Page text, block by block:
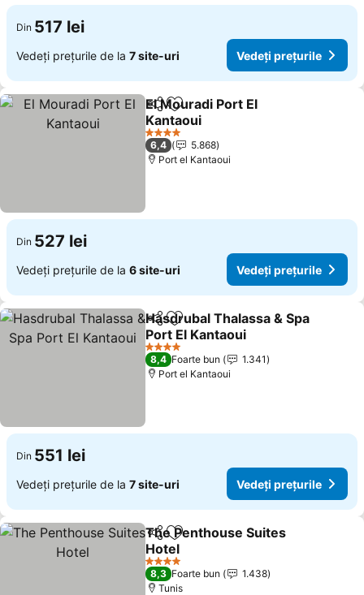
Din 517 lei
Vedeți prețurile de la 7 site-uri Vedeți prețurile
DistribuițiAdăugaţi la favorite
El Mouradi Port El
Kantaoui
Vedeți prețurile
4 Stele
6,4
5.868
Port el Kantaoui
Din 527 lei
Vedeți prețurile de la 6 site-uri Vedeți prețurile
DistribuițiAdăugaţi la favorite
Hasdrubal Thalassa & Spa
Port El Kantaoui
Vedeți prețurile
4 Stele
8,4 Foarte bun
1.341
Port el Kantaoui
Din 551 lei
Vedeți prețurile de la 7 site-uri Vedeți prețurile
DistribuițiAdăugaţi la favorite
The Penthouse Suites
Hotel
Vedeți prețurile
4 Stele
8,3 Foarte bun
1.438
Tunis